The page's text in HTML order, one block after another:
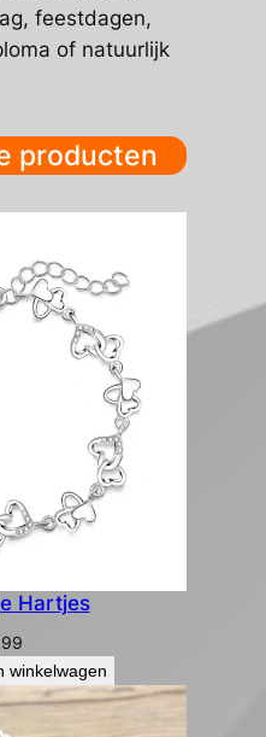
feestdagen,
of natuurlijk
producten
Hartjes
winkelwagen